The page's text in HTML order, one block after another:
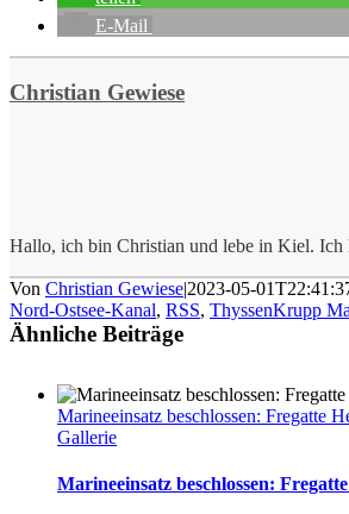
E-Mail
Christian Gewiese
Hallo, ich bin Christian und lebe in Kiel. Ich
Von Christian Gewiese|2023-05-
Nord-Ostsee-Kanal, RSS, ThyssenKrupp
Ähnliche Beiträge
Marineeinsatz beschlossen: Fregatte
Gallerie
Marineeinsatz beschlossen: